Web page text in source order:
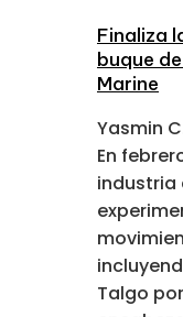
Finaliza
buque
Marine
Yasmin
En
industria
Talgo